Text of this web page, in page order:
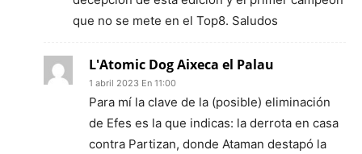
que no se mete en el Top8. Saludos
L'Atomic Dog Aixeca el Palau
1 abril 2023 En 11:00
Para mí la clave de la (posible) eliminación
de Efes es la que indicas: la derrota en casa
contra Partizan, donde Ataman destapó la